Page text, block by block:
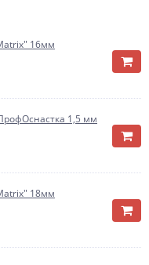
16мм
1,5 мм
18мм